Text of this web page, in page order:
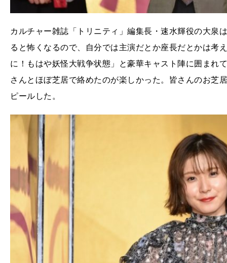
カルチャー雑誌「トリニティ」編集長・速水輝役の大
ると怖くなるので、自分では主演だとか座長だとかは
に！もはや妖怪大戦争状態」と豪華キャスト陣に囲まれ
さんとほぼ芝居で絡めたのが楽しかった。皆さんのお芝
ピールした。